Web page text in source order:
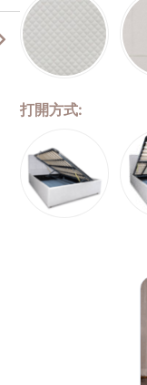
打開方式